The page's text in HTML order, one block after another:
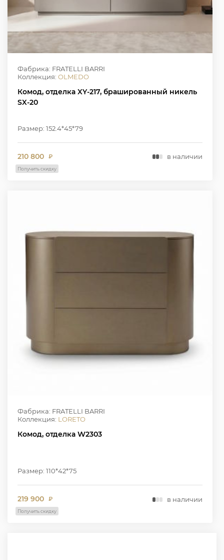
Фабрика: FRATELLI BARRI
Коллекция: OLMEDO
Комод, отделка XY-217, брашированный никель
SX-20
Размер: 152.4*45*79
210 800 ₽ в наличии
Получить скидку
Фабрика: FRATELLI BARRI
Коллекция: LORETO
Комод, отделка W2303
Размер: 110*42*75
219 900 ₽ в наличии
Получить скидку